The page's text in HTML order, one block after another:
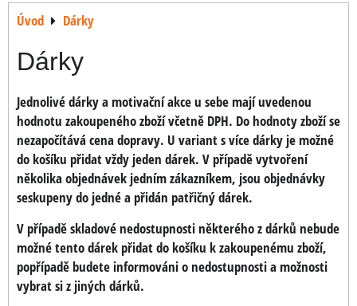
Úvod Dárky
Dárky
Jednolivé dárky a motivační akce u sebe mají uvedenou
hodnotu zakoupeného zboží včetně DPH. Do hodnoty zboží se
nezapočítává cena dopravy. U variant s více dárky je možné
do košíku přidat vždy jeden dárek. V případě vytvoření
několika objednávek jedním zákazníkem, jsou objednávky
seskupeny do jedné a přidán patřičný dárek.
V případě skladové nedostupnosti některého z dárků nebude
možné tento dárek přidat do košíku k zakoupenému zboží,
popřípadě budete informováni o nedostupnosti a možnosti
vybrat si z jiných dárků.